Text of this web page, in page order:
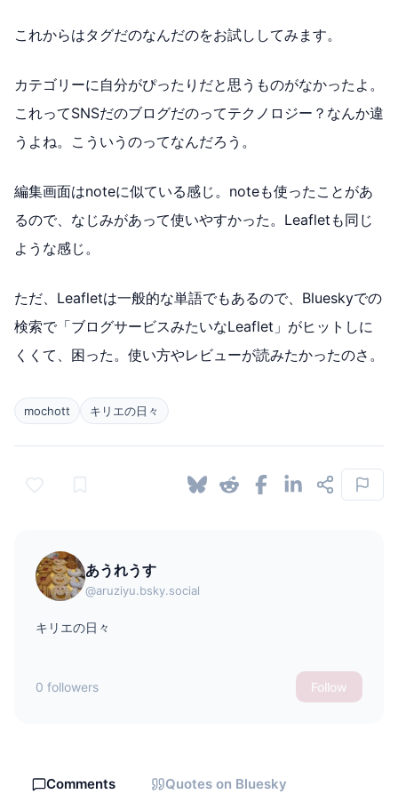
これからはタグだのなんだのをお試ししてみます。
カテゴリーに自分がぴったりだと思うものがなかったよ。
これってSNSだのブログだのってテクノロジー？なんか違
うよね。こういうのってなんだろう。
編集画面はnoteに似ている感じ。noteも使ったことがあ
るので、なじみがあって使いやすかった。Leafletも同じ
ような感じ。
ただ、Leafletは一般的な単語でもあるので、Blueskyでの
検索で「ブログサービスみたいなLeaflet」がヒットしに
くくて、困った。使い方やレビューが読みたかったのさ。
mochott キリエの日々
あうれうす
@aruziyu.bsky.social
キリエの日々
0 followers Follow
Comments Quotes on Bluesky